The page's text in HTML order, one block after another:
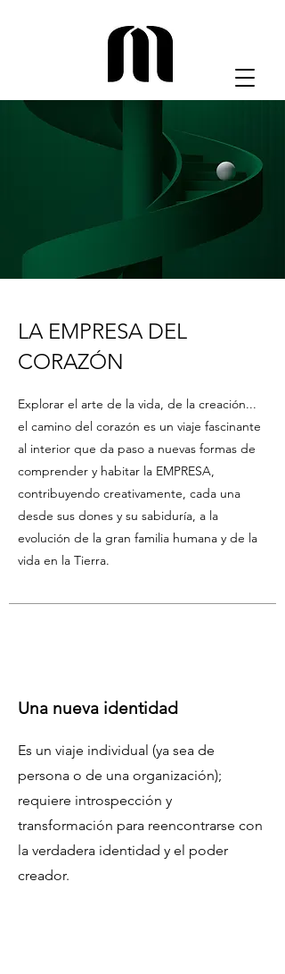
LA EMPRESA DEL
CORAZÓN
Explorar el arte de la vida, de la creación...
el camino del corazón es un viaje fascinante
al interior que da paso a nuevas formas de
comprender y habitar la EMPRESA,
contribuyendo creativamente, cada una
desde sus dones y su sabiduría, a la
evolución de la gran familia humana y de la
vida en la Tierra.
Una nueva identidad
Es un viaje individual (ya sea de
persona o de una organización);
requiere introspección y
transformación para reencontrarse con
la verdadera identidad y el poder
creador.